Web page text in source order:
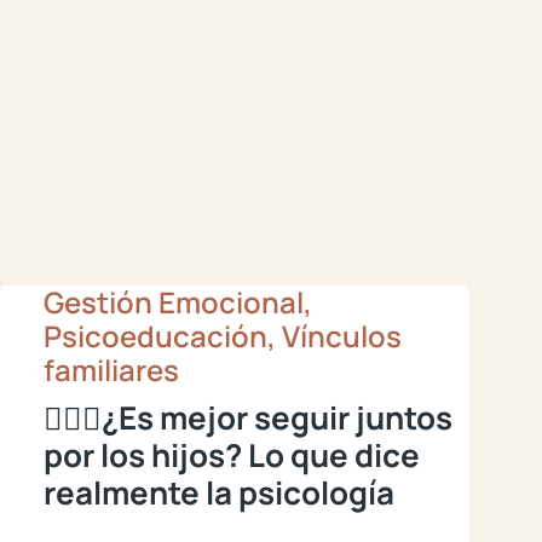
Gestión Emocional,
Psicoeducación, Vínculos
familiares
🙇🏽‍♂️¿Es mejor seguir juntos
por los hijos? Lo que dice
realmente la psicología